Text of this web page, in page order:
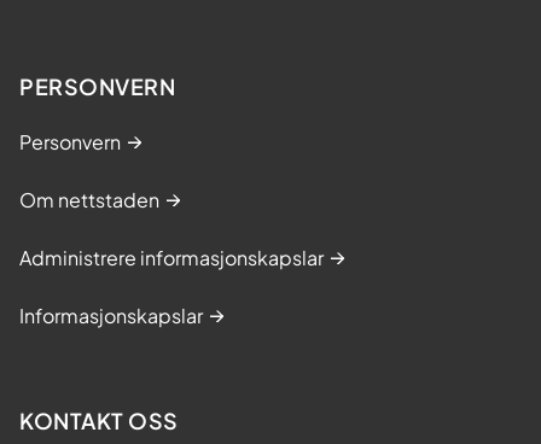
PERSONVERN
Personvern
Om nettstaden
Administrere informasjonskapslar
Informasjonskapslar
KONTAKT OSS